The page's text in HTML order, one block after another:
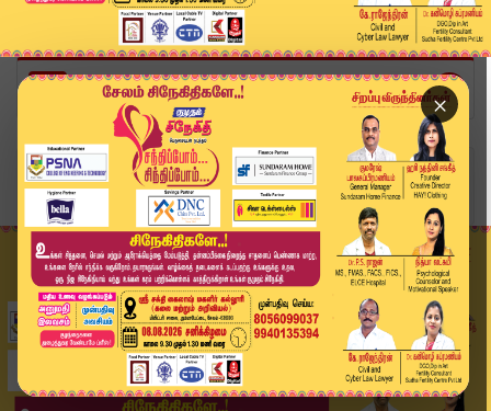
×
Home
வீடியோ ஸ்டோரி
தமிழகத்தில் மழை தொடருமா? வானிலை மையத்தின் புதிய...